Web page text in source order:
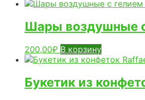
Шары воздушные
200,00₽ В корзину
Букетик из